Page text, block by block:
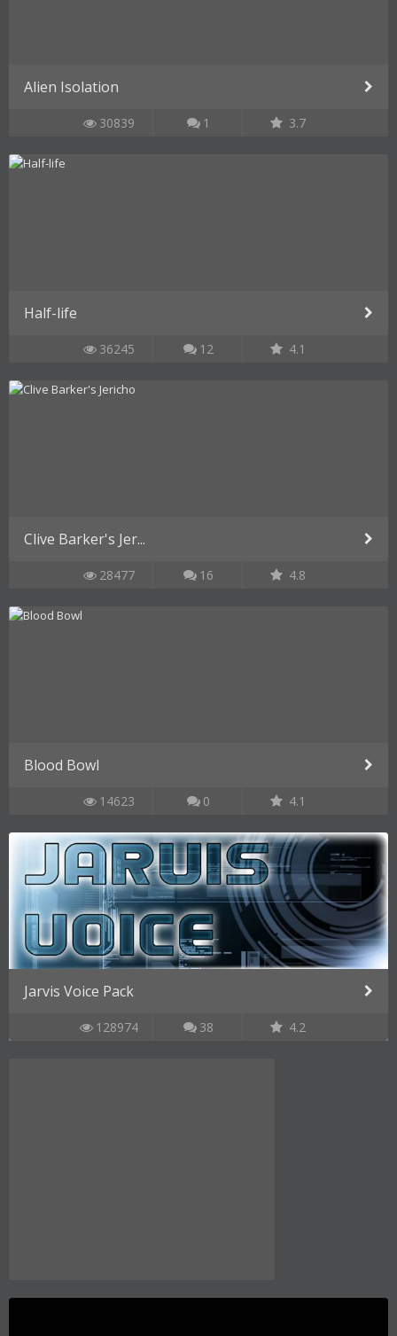
Alien Isolation
30839 1 3.7
Half-life
36245 12 4.1
Clive Barker's Jer...
28477 16 4.8
Blood Bowl
14623 0 4.1
Jarvis Voice Pack
128974 38 4.2